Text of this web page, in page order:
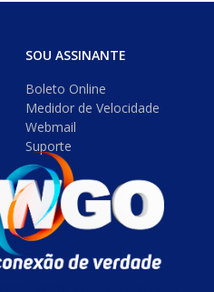
SOU ASSINANTE
Boleto Online
Medidor de Velocidade
Webmail
Suporte